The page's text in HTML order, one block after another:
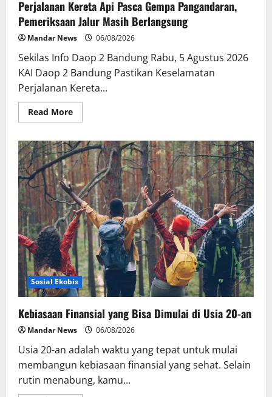
Perjalanan Kereta Api Pasca Gempa Pangandaran,
Pemeriksaan Jalur Masih Berlangsung
Mandar News 06/08/2026
Sekilas Info Daop 2 Bandung Rabu, 5 Agustus 2026
KAI Daop 2 Bandung Pastikan Keselamatan
Perjalanan Kereta...
Read MoreRead
more
Daop
2
Bandung
Pastikan
Keselamatan
Perjalanan
Kereta
Api
Pasca
Gempa
Pangandaran,
Pemeriksaan
Jalur
Masih
Berlangsung
Sosial Ekobis
Kebiasaan Finansial yang Bisa Dimulai di Usia 20-an
Mandar News 06/08/2026
Usia 20-an adalah waktu yang tepat untuk mulai
membangun kebiasaan finansial yang sehat. Selain
rutin menabung, kamu...